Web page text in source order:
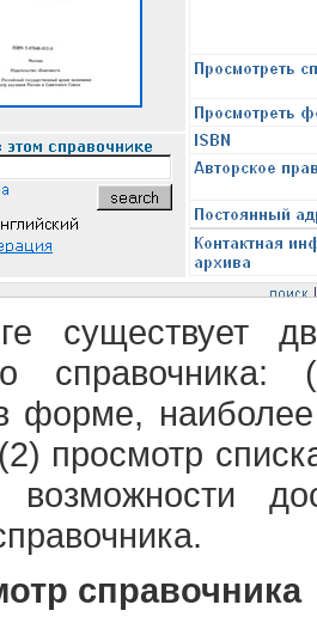
существует
форме,
просмотр
справочника